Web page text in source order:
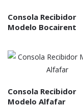
Consola Recibidor
Modelo Bocairent
Consola Recibidor
Modelo Alfafar